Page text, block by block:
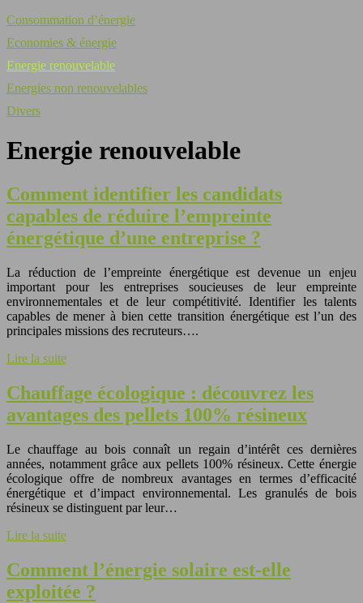
Consommation d’énergie
Economies & énergie
Energie renouvelable
Energies non renouvelables
Divers
Energie renouvelable
Comment identifier les candidats
capables de réduire l’empreinte
énergétique d’une entreprise ?
La réduction de l’empreinte énergétique est devenue un enjeu
important pour les entreprises soucieuses de leur empreinte
environnementales et de leur compétitivité. Identifier les talents
capables de mener à bien cette transition énergétique est l’un des
principales missions des recruteurs….
Lire la suite
Chauffage écologique : découvrez les
avantages des pellets 100% résineux
Le chauffage au bois connaît un regain d’intérêt ces dernières
années, notamment grâce aux pellets 100% résineux. Cette énergie
écologique offre de nombreux avantages en termes d’efficacité
énergétique et d’impact environnemental. Les granulés de bois
résineux se distinguent par leur…
Lire la suite
Comment l’énergie solaire est-elle
exploitée ?